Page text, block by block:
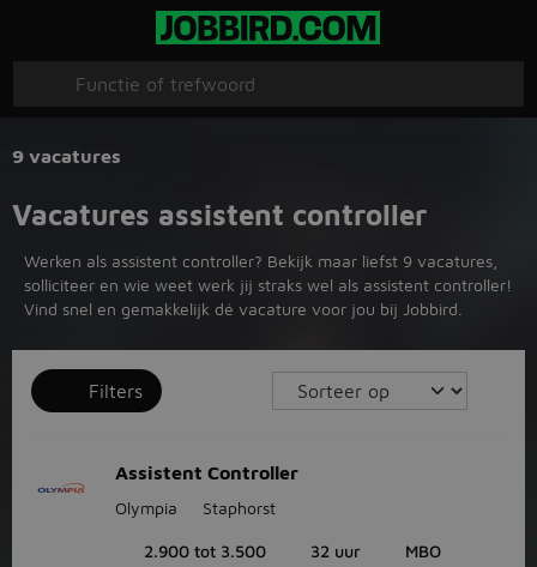
9 vacatures
Vacatures assistent controller
Werken als assistent controller? Bekijk maar liefst 9 vacatures,
solliciteer en wie weet werk jij straks wel als assistent controller!
Vind snel en gemakkelijk dé vacature voor jou bij Jobbird.
Filters
Assistent Controller
Olympia Staphorst
2.900 tot 3.500 32 uur MBO